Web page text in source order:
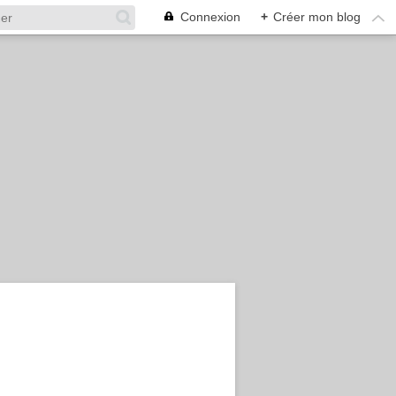
Connexion + Créer mon blog